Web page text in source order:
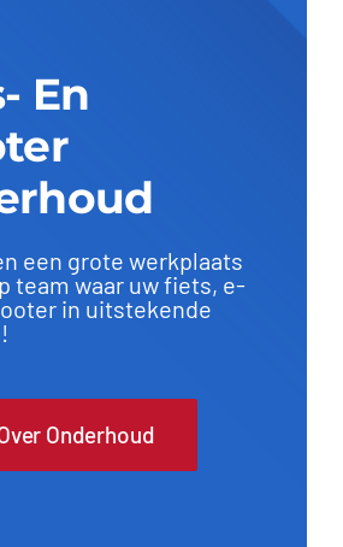
En
een grote werkplaats
team waar uw fiets, e-
in uitstekende
Onderhoud